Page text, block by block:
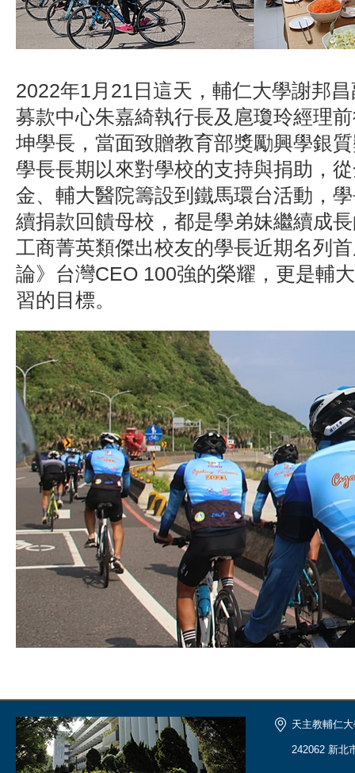
2022年1月21日這天，輔仁大學謝邦
募款中心朱嘉綺執行長及扈瓊玲經理
坤學長，當面致贈教育部獎勵興學銀
學長長期以來對學校的支持與捐助，
金、輔大醫院籌設到鐵馬環台活動，
續捐款回饋母校，都是學弟妹繼續成
工商菁英類傑出校友的學長近期名列
論》台灣CEO 100強的榮耀，更是輔
習的目標。
天主教輔仁
242062 新北